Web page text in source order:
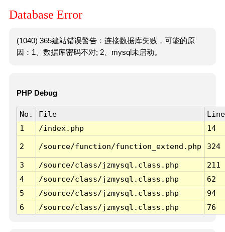
Database Error
(1040) 365建站错误警告：连接数据库失败，可能的原
因：1、数据库密码不对; 2、mysql未启动。
PHP Debug
No. File
Line
1
/index.php 14
2 /source/function/function_extend.php 324
3 /source/class/jzmysql.class.php
211
4
/source/class/jzmysql.class.php
62
5
/source/class/jzmysql.class.php
94
6
/source/class/jzmysql.class.php 76